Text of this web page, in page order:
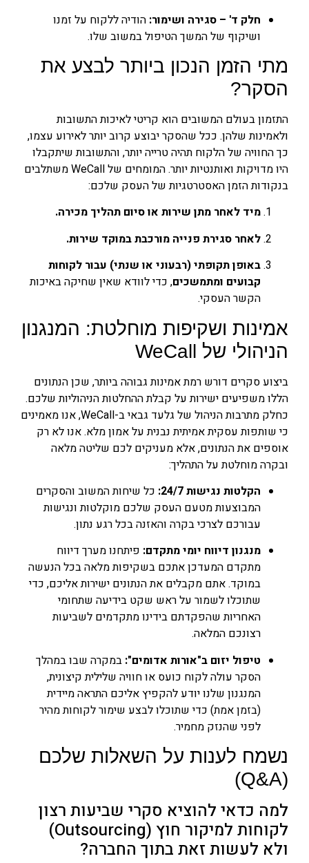
חלק ד' – סגירה ושימור: הודיה ללקוח על זמנו
ושיקוף של המשך הטיפול במשוב שלו.
מתי הזמן הנכון ביותר לבצע את
הסקר?
התזמון בעולם המשובים הוא קריטי לאיכות התשובות
ולאמינות שלהן. ככל שהסקר יבוצע קרוב יותר לאירוע עצמו,
כך החוויה של הלקוח תהיה טרייה יותר, והתשובות שיתקבלו
היו מדויקות ואותנטיות יותר. המומחים של WeCall משתלבים
בנקודות הזמן האסטרטגיות של העסק שלכם:
מיד לאחר מתן שירות או סיום תהליך מכירה.
לאחר סגירת פנייה מורכבת במוקד שירות.
באופן תקופתי (רבעוני או שנתי) עבור לקוחות
קבועים ומתמשכים, כדי לוודא שאין שחיקה באיכות
הקשר העסקי.
אמינות ושקיפות מוחלטת: המנגנון
הניהולי של WeCall
ביצוע סקרים דורש רמת אמינות גבוהה ביותר, שכן הנתונים
הללו משפיעים ישירות על קבלת ההחלטות הניהוליות שלכם.
כחלק מתרבות הניהול של גלעד גבאי ב-WeCall, אנו מאמינים
כי שותפות עסקית אמיתית נבנית על אמון מלא. אנו לא רק
אוספים את הנתונים, אלא מעניקים לכם שליטה מלאה
ובקרה מוחלטת על התהליך:
הקלטות נגישות 24/7:
כל שיחות המשוב והסקרים
המבוצעות מטעם העסק שלכם מוקלטות ונגישות
עבורכם לצרכי בקרה והאזנה בכל רגע נתון.
מנגנון דיווח יומי מתקדם: פיתחנו מערך דיווח
מתקדם המעדכן אתכם בשקיפות מלאה בכל הנעשה
במוקד. אתם מקבלים את הנתונים ישירות אליכם, כדי
שתוכלו לשמור על ראש שקט בידיעה שתחומי
האחריות שהפקדתם בידינו מתקדמים לשביעות
רצונכם המלאה.
טיפול יזום ב"אורות אדומים": במקרה שבו במהלך
הסקר עולה לקוח כועס או חוויה שלילית קיצונית,
המנגנון שלנו יודע להקפיץ אליכם התראה מיידית
(בזמן אמת) כדי שתוכלו לבצע שימור לקוחות מהיר
לפני שהנזק מחמיר.
נשמח לענות על השאלות שלכם
(Q&A)
למה כדאי להוציא סקרי שביעות רצון
לקוחות למיקור חוץ (Outsourcing)
ולא לעשות זאת בתוך החברה?